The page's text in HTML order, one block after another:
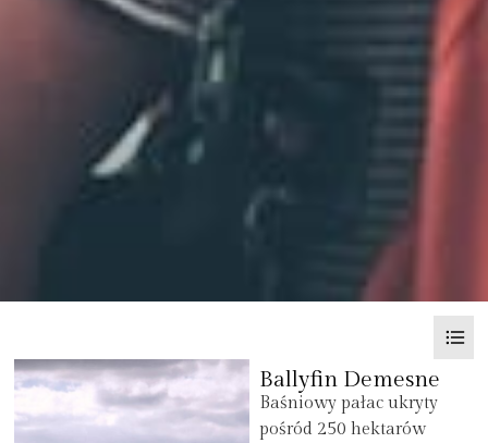
Ballyfin Demesne
Baśniowy pałac ukryty
pośród 250 hektarów